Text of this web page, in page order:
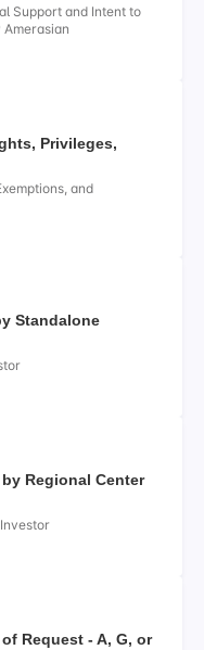
Support and Intent to
Privileges,
and
Standalone
Regional Center
Request - A, G, or